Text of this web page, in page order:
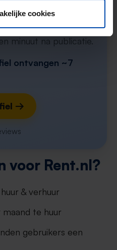
cookiesin en krijg
via WhatsApp en
minuut na publicatie.
ontvangen ~7
→
voor Rent.nl?
& verhuur
te huur
gebruikers een